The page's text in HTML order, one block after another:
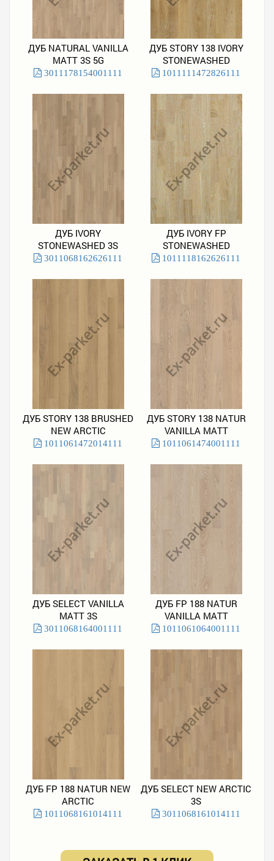
ДУБ NATURAL VANILLA
MATT 3S 5G
3011178154001111
ДУБ STORY 138 IVORY
STONEWASHED
1011111472826111
ДУБ IVORY
STONEWASHED 3S
3011068162626111
ДУБ IVORY FP
STONEWASHED
1011118162626111
ДУБ STORY 138 BRUSHED
NEW ARCTIC
1011061472014111
ДУБ STORY 138 NATUR
VANILLA MATT
1011061474001111
ДУБ SELECT VANILLA
MATT 3S
3011068164001111
ДУБ FP 188 NATUR
VANILLA MATT
1011061064001111
ДУБ FP 188 NATUR NEW
ARCTIC
1011068161014111
ДУБ SELECT NEW ARCTIC
3S
3011068161014111